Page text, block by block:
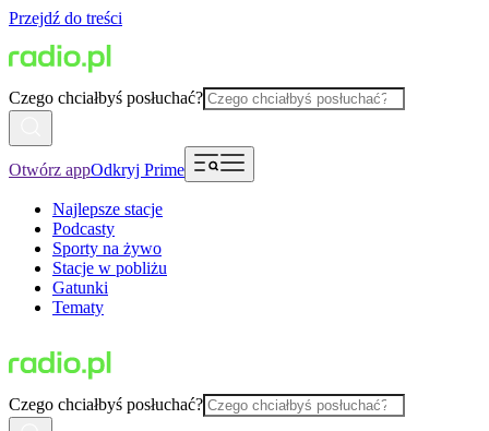
Przejdź do treści
Czego chciałbyś posłuchać?
Otwórz appOdkryj Prime
Najlepsze stacje
Podcasty
Sporty na żywo
Stacje w pobliżu
Gatunki
Tematy
Czego chciałbyś posłuchać?